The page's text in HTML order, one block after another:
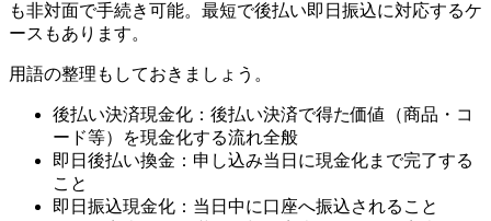
も非対面で手続き可能。最短で後払い即日振込に対応するケ
ースもあります。
用語の整理もしておきましょう。
後払い決済現金化：後払い決済で得た価値（商品・コ
ード等）を現金化する流れ全般
即日後払い換金：申し込み当日に現金化まで完了する
こと
即日振込現金化：当日中に口座へ振込されること